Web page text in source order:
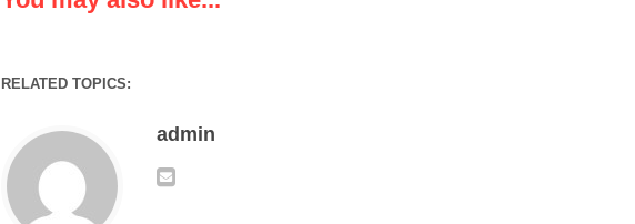
RELATED TOPICS:
admin